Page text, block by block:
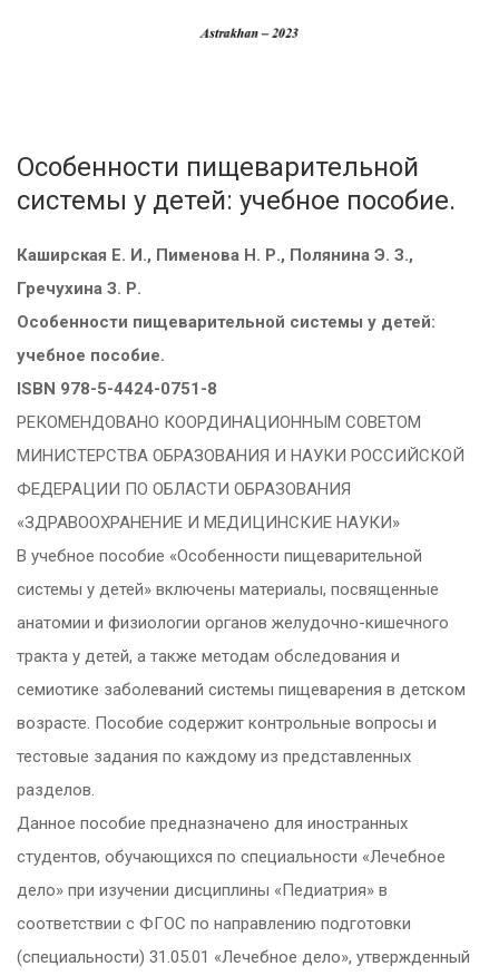
Особенности пищеварительной
системы у детей: учебное пособие.
Каширская Е. И., Пименова Н. Р., Полянина Э. З.,
Гречухина З. Р.
Особенности пищеварительной системы у детей:
учебное пособие.
ISBN 978-5-4424-0751-8
РЕКОМЕНДОВАНО КООРДИНАЦИОННЫМ СОВЕТОМ
МИНИСТЕРСТВА ОБРАЗОВАНИЯ И НАУКИ РОССИЙСКОЙ
ФЕДЕРАЦИИ ПО ОБЛАСТИ ОБРАЗОВАНИЯ
«ЗДРАВООХРАНЕНИЕ И МЕДИЦИНСКИЕ НАУКИ»
В учебное пособие «Особенности пищеварительной
системы у детей» включены материалы, посвященные
анатомии и физиологии органов желудочно-кишечного
тракта у детей, а также методам обследования и
семиотике заболеваний системы пищеварения в детском
возрасте. Пособие содержит контрольные вопросы и
тестовые задания по каждому из представленных
разделов.
Данное пособие предназначено для иностранных
студентов, обучающихся по специальности «Лечебное
дело» при изучении дисциплины «Педиатрия» в
соответствии с ФГОС по направлению подготовки
(специальности) 31.05.01 «Лечебное дело», утвержденный